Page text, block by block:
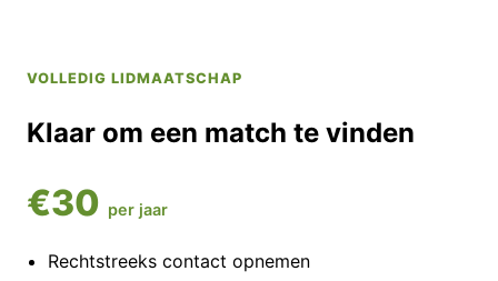
VOLLEDIG LIDMAATSCHAP
Klaar om een match te vinden
€30 per jaar
Rechtstreeks contact opnemen